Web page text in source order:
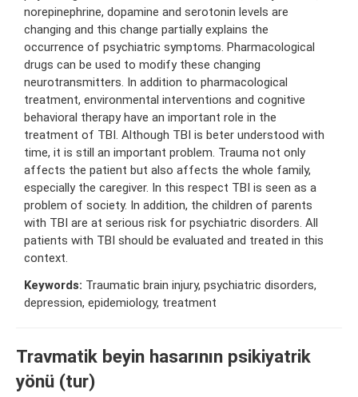
norepinephrine, dopamine and serotonin levels are
changing and this change partially explains the
occurrence of psychiatric symptoms. Pharmacological
drugs can be used to modify these changing
neurotransmitters. In addition to pharmacological
treatment, environmental interventions and cognitive
behavioral therapy have an important role in the
treatment of TBI. Although TBI is beter understood with
time, it is still an important problem. Trauma not only
affects the patient but also affects the whole family,
especially the caregiver. In this respect TBI is seen as a
problem of society. In addition, the children of parents
with TBI are at serious risk for psychiatric disorders. All
patients with TBI should be evaluated and treated in this
context.
Keywords: Traumatic brain injury, psychiatric disorders,
depression, epidemiology, treatment
Travmatik beyin hasarının psikiyatrik
yönü (tur)